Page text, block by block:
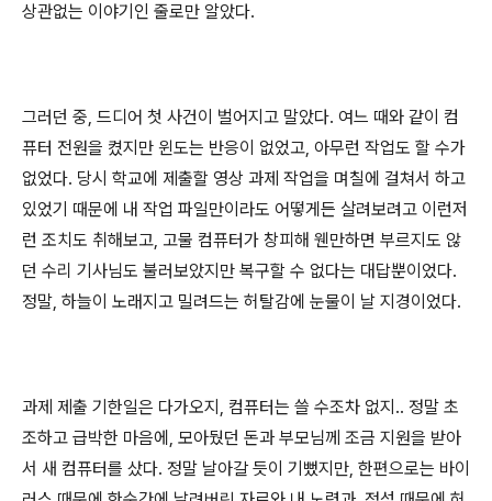
상관없는 이야기인 줄로만 알았다.
그러던 중, 드디어 첫 사건이 벌어지고 말았다. 여느 때와 같이 컴
퓨터 전원을 켰지만 윈도는 반응이 없었고, 아무런 작업도 할 수가
없었다. 당시 학교에 제출할 영상 과제 작업을 며칠에 걸쳐서 하고
있었기 때문에 내 작업 파일만이라도 어떻게든 살려보려고 이런저
런 조치도 취해보고, 고물 컴퓨터가 창피해 웬만하면 부르지도 않
던 수리 기사님도 불러보았지만 복구할 수 없다는 대답뿐이었다.
정말, 하늘이 노래지고 밀려드는 허탈감에 눈물이 날 지경이었다.
과제 제출 기한일은 다가오지, 컴퓨터는 쓸 수조차 없지.. 정말 초
조하고 급박한 마음에, 모아뒀던 돈과 부모님께 조금 지원을 받아
서 새 컴퓨터를 샀다. 정말 날아갈 듯이 기뻤지만, 한편으로는 바이